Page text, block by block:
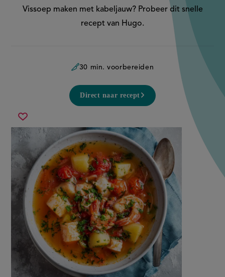
'Snelle
vissoep
met
kabeljauw'
Vissoep maken met kabeljauw? Probeer dit snelle
recept van Hugo.
30 min. voorbereiden
Direct naar recept
Sla
recept
snelle
vissoep
met
kabeljauw